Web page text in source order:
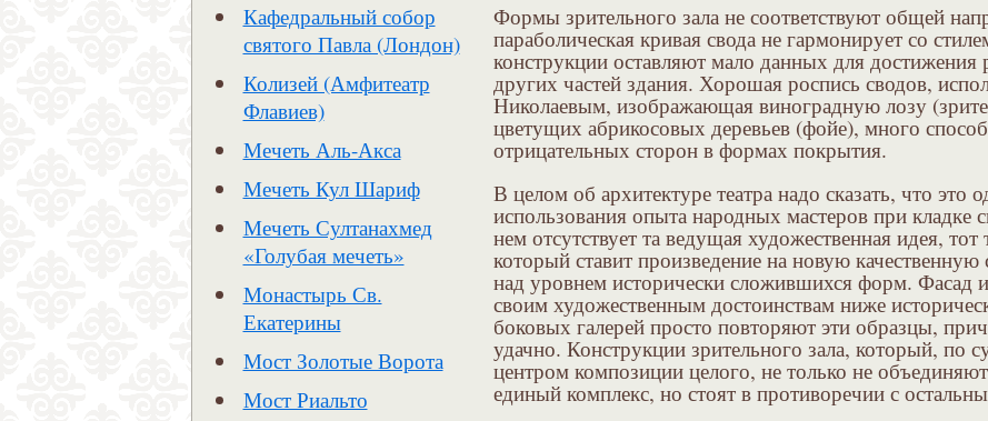
Кафедральный собор
святого Павла (Лондон)
Колизей (Амфитеатр
Флавиев)
Мечеть Аль-Акса
Мечеть Кул Шариф
Мечеть Султанахмед
«Голубая мечеть»
Монастырь Св.
Екатерины
Мост Золотые Ворота
Мост Риальто
Формы зрительного зала не соответствуют общей
параболическая кривая свода не гармонирует со
конструкции оставляют мало данных для достижения
других частей здания. Хорошая роспись сводов,
Николаевым, изображающая виноградную лозу
цветущих абрикосовых деревьев (фойе), много
отрицательных сторон в формах покрытия.
В целом об архитектуре театра надо сказать, что это
использования опыта народных мастеров при кладке
нем отсутствует та ведущая художественная идея,
который ставит произведение на новую качественную
над уровнем исторически сложившихся форм. Фасад
своим художественным достоинствам ниже
боковых галерей просто повторяют эти образцы,
удачно. Конструкции зрительного зала, который, по
центром композиции целого, не только не
единый комплекс, но стоят в противоречии с